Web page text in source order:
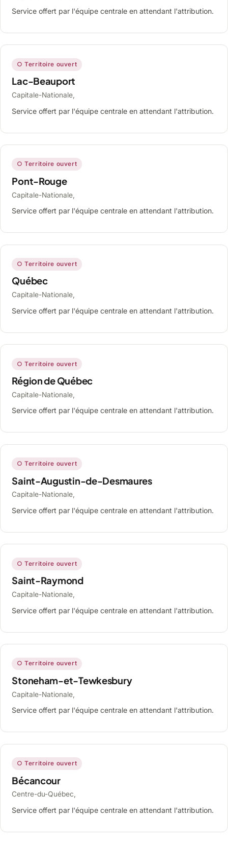
Service offert par l'équipe centrale en attendant l'attribution.
○ Territoire ouvert
Lac-Beauport
Capitale-Nationale,
Service offert par l'équipe centrale en attendant l'attribution.
○ Territoire ouvert
Pont-Rouge
Capitale-Nationale,
Service offert par l'équipe centrale en attendant l'attribution.
○ Territoire ouvert
Québec
Capitale-Nationale,
Service offert par l'équipe centrale en attendant l'attribution.
○ Territoire ouvert
Région de Québec
Capitale-Nationale,
Service offert par l'équipe centrale en attendant l'attribution.
○ Territoire ouvert
Saint-Augustin-de-Desmaures
Capitale-Nationale,
Service offert par l'équipe centrale en attendant l'attribution.
○ Territoire ouvert
Saint-Raymond
Capitale-Nationale,
Service offert par l'équipe centrale en attendant l'attribution.
○ Territoire ouvert
Stoneham-et-Tewkesbury
Capitale-Nationale,
Service offert par l'équipe centrale en attendant l'attribution.
○ Territoire ouvert
Bécancour
Centre-du-Québec,
Service offert par l'équipe centrale en attendant l'attribution.